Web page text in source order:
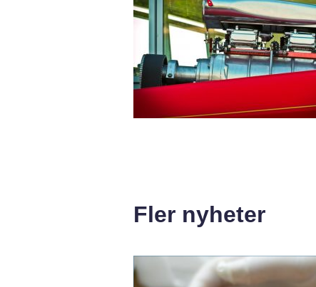
Fler nyheter